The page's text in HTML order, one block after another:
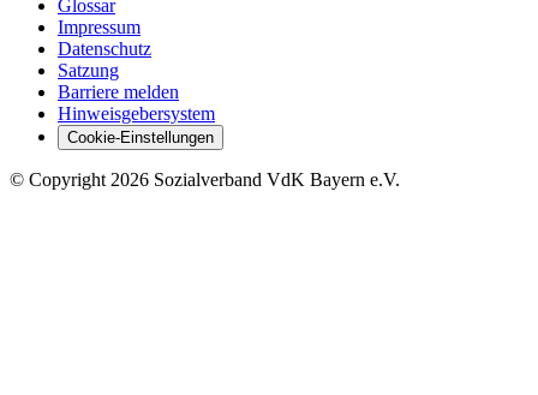
Glossar
Impressum
Datenschutz
Satzung
Barriere melden
Hinweisgebersystem
Cookie-Einstellungen
© Copyright 2026 Sozialverband VdK Bayern e.V.